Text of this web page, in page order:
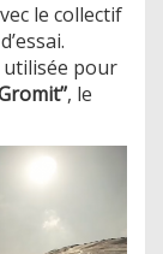
le collectif
utilisée pour
, le